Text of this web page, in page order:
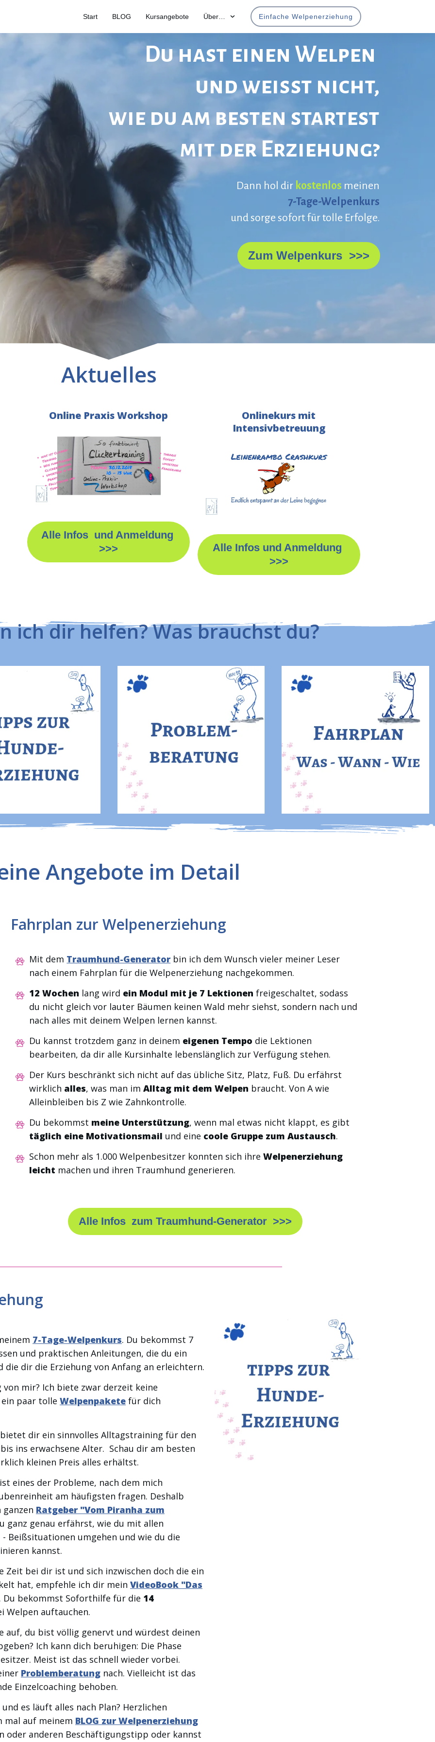
Start BLOG Kursangebote Über… Einfache Welpenerziehung
Du hast einen Welpen
und weisst nicht,
wie du am besten startest
mit derErziehung?
Dann hol dir kostenlos meinen
7-Tage-Welpenkurs
und sorge sofort für tolle Erfolge.
Zum Welpenkurs >>>
Aktuelles
Online Praxis Workshop
Alle Infos und Anmeldung
>>>
Onlinekurs mit
Intensivbetreuung
Alle Infos und Anmeldung
>>>
ich dir helfen? Was brauchst du?
Angebote im Detail
Fahrplan zur Welpenerziehung
Mit dem Traumhund-Generator bin ich dem Wunsch vieler meiner Leser
nach einem Fahrplan für die Welpenerziehung nachgekommen.
12 Wochen lang wird ein Modul mit je 7 Lektionen freigeschaltet, sodass
du nicht gleich vor lauter Bäumen keinen Wald mehr siehst, sondern nach und
nach alles mit deinem Welpen lernen kannst.
Du kannst trotzdem ganz in deinem eigenen Tempo die Lektionen
bearbeiten, da dir alle Kursinhalte lebenslänglich zur Verfügung stehen.
Der Kurs beschränkt sich nicht auf das übliche Sitz, Platz, Fuß. Du erfährst
wirklich alles, was man imAlltag mit dem Welpen braucht. Von A wie
Alleinbleiben bis Z wie Zahnkontrolle.
Du bekommst meine Unterstützung, wenn mal etwas nicht klappt, es gibt
täglich eine Motivationsmail und eine coole Gruppe zum Austausch.
Schon mehr als 1.000 Welpenbesitzer konnten sich ihreWelpenerziehung
leicht machen und ihren Traumhund generieren.
Alle Infos zum Traumhund-Generator >>>
7-Tage-Welpenkurs. Du bekommst 7
und praktischen Anleitungen, die du ein
die dir die Erziehung von Anfang an erleichtern.
mir? Ich biete zwar derzeit keine
paar tolle Welpenpakete für dich
dir ein sinnvolles Alltagstraining für den
ins erwachsene Alter. Schau dir am besten
kleinen Preis alles erhältst.
eines der Probleme, nach dem mich
am häufigsten fragen. Deshalb
ganzen Ratgeber "Vom Piranha zum
ganz genau erfährst, wie du mit allen
Beißsituationen umgehen und wie du die
kannst.
Zeit bei dir ist und sich inzwischen doch die ein
hat, empfehle ich dir mein VideoBook "Das
Du bekommst Soforthilfe für die 14
Welpen auftauchen.
auf, du bist völlig genervt und würdest deinen
Ich kann dich beruhigen: Die Phase
Meist ist das schnell wieder vorbei.
Problemberatung nach. Vielleicht ist das
Einzelcoaching behoben.
es läuft alles nach Plan? Herzlichen
mal auf meinem BLOG zur Welpenerziehung
oder anderen Beschäftigungstipp oder kannst